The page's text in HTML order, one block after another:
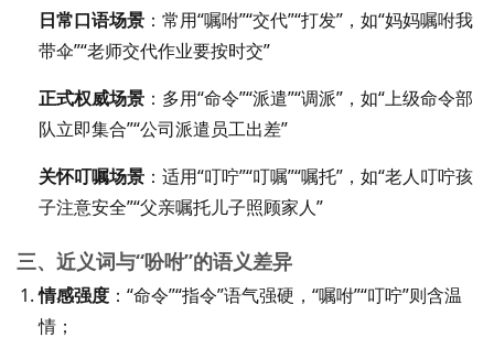
日常口语场景 ：常用“嘱咐”“交代”“打发”，如“妈妈嘱咐我
带伞”“老师交代作业要按时交”
正式权威场景 ：多用“命令”“派遣”“调派”，如“上级命令部
队立即集合”“公司派遣员工出差”
关怀叮嘱场景 ：适用“叮咛”“叮嘱”“嘱托”，如“老人叮咛孩
子注意安全”“父亲嘱托儿子照顾家人”
三、近义词与“吩咐”的语义差异
情感强度 ：“命令”“指令”语气强硬，“嘱咐”“叮咛”则含温
情；